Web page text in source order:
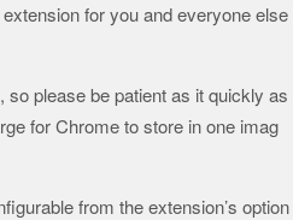
for you and everyone else
please be patient as it quickly as
for Chrome to store in one imag
from the extension’s option